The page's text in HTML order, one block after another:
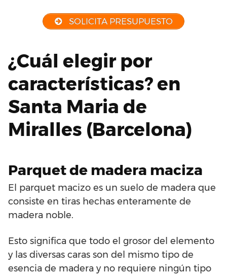
SOLICITA PRESUPUESTO
¿Cuál elegir por
características? en
Santa Maria de
Miralles (Barcelona)
Parquet de madera maciza
El parquet macizo es un suelo de madera que
consiste en tiras hechas enteramente de
madera noble.
Esto significa que todo el grosor del elemento
y las diversas caras son del mismo tipo de
esencia de madera y no requiere ningún tipo